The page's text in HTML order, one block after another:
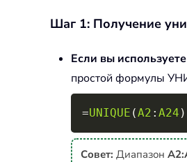
Шаг 1: Получение
Если вы
простой формулы
=UNIQUE (A2 : A24 )
Совет: Диапазон